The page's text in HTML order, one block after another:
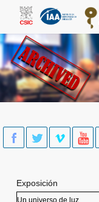
Skip to main content
Exposición